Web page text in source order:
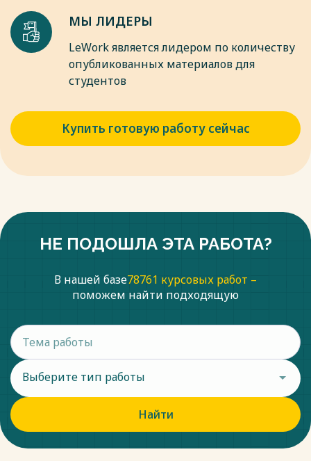
Весь текст будет доступен
МЫ ЛИДЕРЫ
LeWork является лидером по количеству
опубликованных материалов для
студентов
Купить готовую работу сейчас
НЕ ПОДОШЛА ЭТА РАБОТА?
В нашей базе78761 курсовых работ –
поможем найти подходящую
Выберите тип работы
Найти